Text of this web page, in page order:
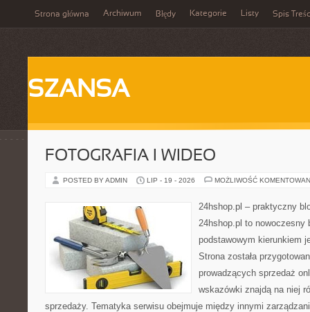
Strona główna Archiwum Błędy Kategorie Listy Spis
SZANSA
FOTOGRAFIA I WIDEO
POSTED BY ADMIN LIP - 19 - 2026 MOŻLIWOŚĆ
24hshop.pl – praktyczny
24hshop.pl to nowoczesny
podstawowym kierunkiem
Strona została
prowadzących sprzedaż
wskazówki znajdą na niej
sprzedaży. Tematyka serwisu obejmuje między innymi